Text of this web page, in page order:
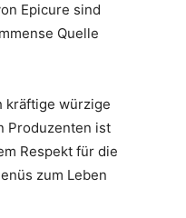
Epicure sind
Quelle
kräftige würzige
Produzenten ist
Respekt für die
zum Leben